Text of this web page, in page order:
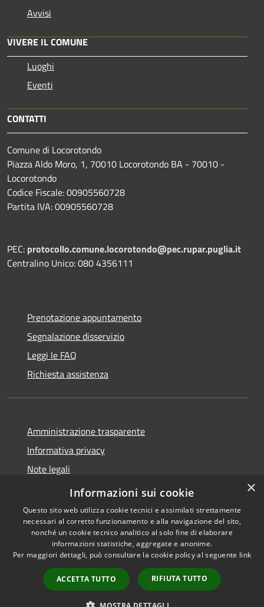
Avvisi
VIVERE IL COMUNE
Luoghi
Eventi
CONTATTI
Comune di Locorotondo
Piazza Aldo Moro, 1, 70010 Locorotondo BA - 70010 -
Locorotondo
Codice Fiscale: 00905560728
Partita IVA: 00905560728
PEC: protocollo.comune.locorotondo@pec.rupar.puglia.it
Centralino Unico: 080 4356111
Prenotazione appuntamento
Segnalazione disservizio
Leggi le FAQ
Richiesta assistenza
Amministrazione trasparente
Informativa privacy
Note legali
Dichiarazione di accessibilità
Accessibilità
Copyright © 2026 • Comune di
Locorotondo • Powered by
Municipium•
Accesso
redazione
×
Informazioni sui cookie
Questo sito web utilizza cookie tecnici e assimilati strettamente
necessari al corretto funzionamento e alla navigazione del sito,
nonché un cookie tecnico analitico al solo fine di elaborare
informazioni statistiche, aggregate e anonime.
Per maggiori dettagli, può consultare la cookie policy al seguente link
ACCETTA TUTTO RIFIUTA TUTTO